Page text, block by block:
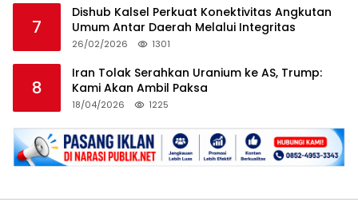
7
Dishub Kalsel Perkuat Konektivitas Angkutan
Umum Antar Daerah Melalui Integritas
26/02/2026 1301
8
Iran Tolak Serahkan Uranium ke AS, Trump:
Kami Akan Ambil Paksa
18/04/2026 1225